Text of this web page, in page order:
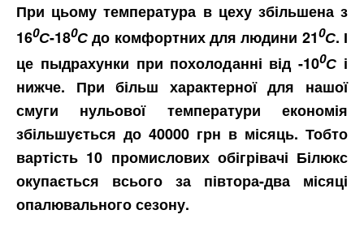
При цьому температура в цеху збільшена з
160С-180Сдо комфортних для людини 210С. І
це пыдрахунки при похолоданні від -100С і
нижче. При більш характерної для нашої
смуги нульової температури економія
збільшується до 40000 грн в місяць. Тобто
вартість 10 промислових обігрівачі Білюкс
окупається всього за півтора-два місяці
опалювального сезону.